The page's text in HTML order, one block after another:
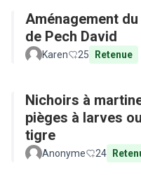
Aménagement
de Pech David
Karen 25 Retenue
Nichoirs à
pièges à larves
tigre
Anonyme 24